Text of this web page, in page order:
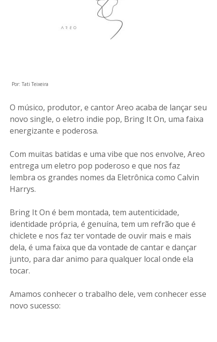
Por: Tati Teixeira
O músico, produtor, e cantor Areo acaba de lançar seu
novo single, o eletro indie pop, Bring It On, uma faixa
energizante e poderosa.
Com muitas batidas e uma vibe que nos envolve, Areo
entrega um eletro pop poderoso e que nos faz
lembra os grandes nomes da Eletrônica como Calvin
Harrys.
Bring It On é bem montada, tem autenticidade,
identidade própria, é genuína, tem um refrão que é
chiclete e nos faz ter vontade de ouvir mais e mais
dela, é uma faixa que da vontade de cantar e dançar
junto, para dar animo para qualquer local onde ela
tocar.
Amamos conhecer o trabalho dele, vem conhecer esse
novo sucesso: